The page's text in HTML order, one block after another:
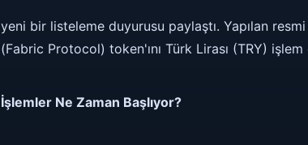
yeni bir listeleme duyurusu paylaştı. Yapılan
(Fabric Protocol) token'ını Türk Lirası (TRY)
İşlemler Ne Zaman Başlıyor?